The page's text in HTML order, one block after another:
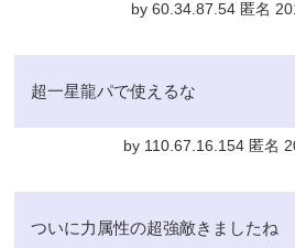
by 60.34.87.54 匿名
超一星龍パで使えるな
by 110.67.16.154 匿名
ついに力属性の超強敵きましたね